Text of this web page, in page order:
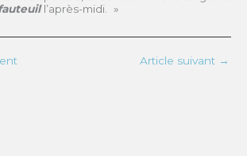
l’après-midi. »
Article suivant →